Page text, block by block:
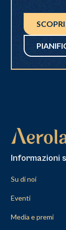
Informazioni
Su di noi
Eventi
Media e premi